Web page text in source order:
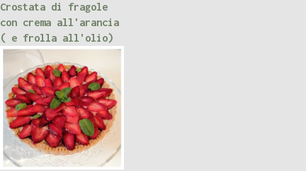
Crostata di fragole
con crema all'arancia
( e frolla all'olio)